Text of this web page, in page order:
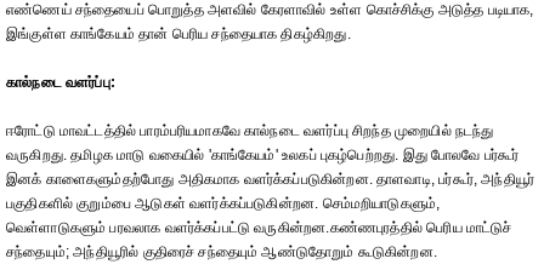
எண்ணெய் சந்தையைப் பொறுத்த அளவில் கேரளாவில் உள்ள கொச்சிக்கு அடுத்த படியாக,
இங்குள்ள காங்கேயம் தான் பெரிய சந்தையாக திகழ்கிறது.
கால்நடை வளர்ப்பு:
ஈரோட்டு மாவட்டத்தில் பாரம்பரியமாகவே கால்நடை வளர்ப்பு சிறந்த முறையில் நடந்து
வருகிறது. தமிழக மாடு வகையில் 'காங்கேயம்' உலகப் புகழ்பெற்றது. இது போலவே பர்கூர்
இனக் காளைகளும்தற்போது அதிகமாக வளர்க்கப்படுகின்றன. தாளவாடி, பர்கூர், அந்தியூர்
பகுதிகளில் குறும்பை ஆடுகள் வளர்க்கப்படுகின்றன. செம்மறியாடுகளும்,
வெள்ளாடுகளும் பரவலாக வளர்க்கப்பட்டு வருகின்றன.கண்ணபுரத்தில் பெரிய மாட்டுச்
சந்தையும்; அந்தியூரில் குதிரைச் சந்தையும் ஆண்டுதோறும் கூடுகின்றன.